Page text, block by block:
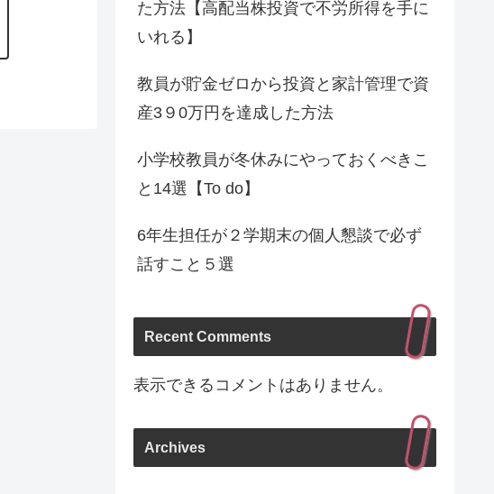
た方法【高配当株投資で不労所得を手に
いれる】
教員が貯金ゼロから投資と家計管理で資
産3９0万円を達成した方法
小学校教員が冬休みにやっておくべきこ
と14選【To do】
6年生担任が２学期末の個人懇談で必ず
話すこと５選
Recent Comments
表示できるコメントはありません。
Archives